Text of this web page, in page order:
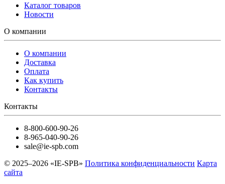
Каталог товаров
Новости
О компании
О компании
Доставка
Оплата
Как купить
Контакты
Контакты
8-800-600-90-26
8-965-040-90-26
sale@ie-spb.com
© 2025–2026 «IE-SPB» Политика конфиденциальности Карта
сайта